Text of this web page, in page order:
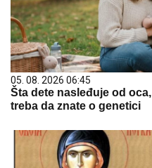
05. 08. 2026 06:45
Šta dete nasleđuje od
treba da znate o genetici